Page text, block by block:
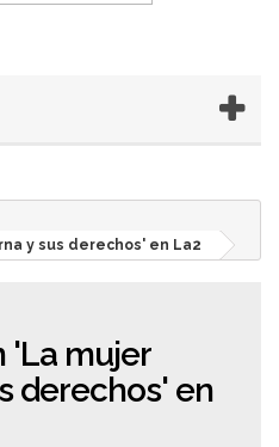
y sus derechos' en La2
'La mujer
derechos' en